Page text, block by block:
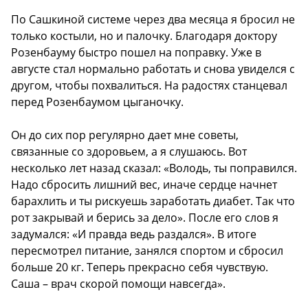
По Сашкиной системе через два месяца я бросил не
только костыли, но и палочку. Благодаря доктору
Розенбауму быстро пошел на поправку. Уже в
августе стал нормально работать и снова увиделся с
другом, чтобы похвалиться. На радостях станцевал
перед Розенбаумом цыганочку.
Он до сих пор регулярно дает мне советы,
связанные со здоровьем, а я слушаюсь. Вот
несколько лет назад сказал: «Володь, ты поправился.
Надо сбросить лишний вес, иначе сердце начнет
барахлить и ты рискуешь заработать диабет. Так что
рот закрывай и берись за дело». После его слов я
задумался: «И правда ведь раздался». В итоге
пересмотрел питание, занялся спортом и сбросил
больше 20 кг. Теперь прекрасно себя чувствую.
Саша – врач скорой помощи навсегда».